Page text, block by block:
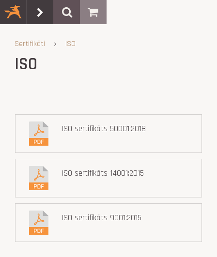
Sertifikāti ISO
ISO
ISO sertifikāts 50001:2018
ISO sertifikāts 14001:2015
ISO sertifikāts 9001:2015